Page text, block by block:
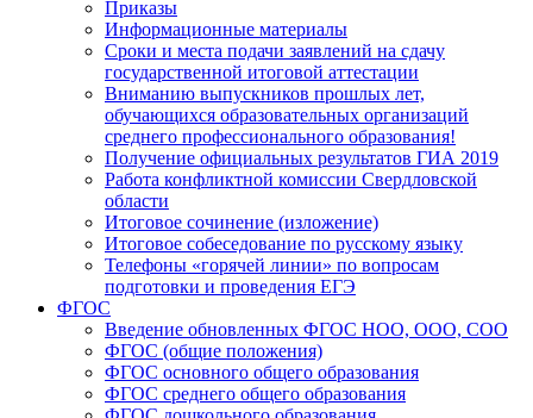
Приказы
Информационные материалы
Сроки и места подачи заявлений на сдачу
государственной итоговой аттестации
Вниманию выпускников прошлых лет,
обучающихся образовательных организаций
среднего профессионального образования!
Получение официальных результатов ГИА 2019
Работа конфликтной комиссии Свердловской
области
Итоговое сочинение (изложение)
Итоговое собеседование по русскому языку
Телефоны «горячей линии» по вопросам
подготовки и проведения ЕГЭ
ФГОС
Введение обновленных ФГОС НОО, ООО, СОО
ФГОС (общие положения)
ФГОС основного общего образования
ФГОС среднего общего образования